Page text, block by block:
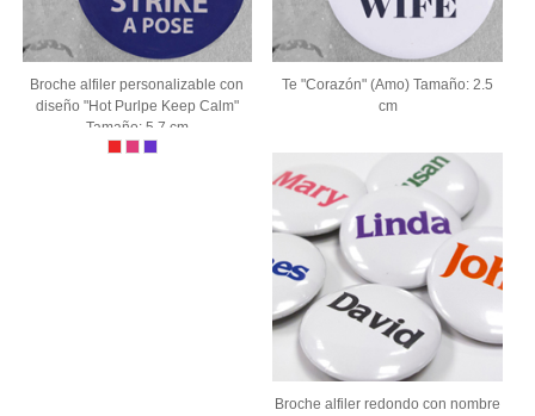
Broche alfiler personalizable con
diseño "Hot Purlpe Keep Calm"
Tamaño: 5.7 cm
Te "Corazón" (Amo) Tamaño: 2.5
cm
Broche alfiler redondo con nombre